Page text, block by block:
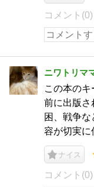
コメント(0)
ニワトリマ
この本の
前に出版さ
困、戦争
容が切実に
ナイス
コメント(0)